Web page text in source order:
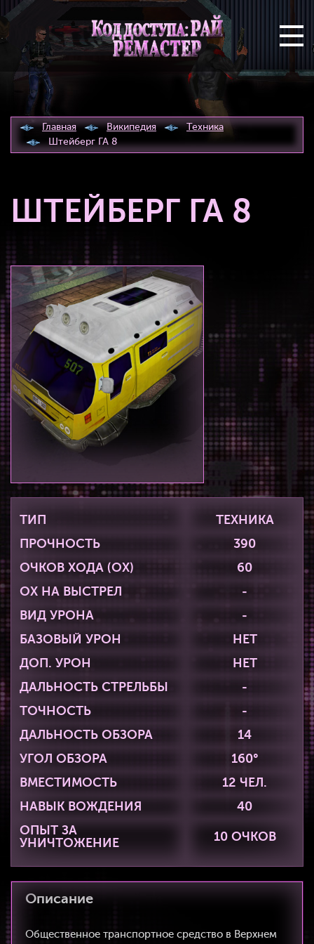
Главная Википедия
Техника
Штейберг ГА 8
ШТЕЙБЕРГ ГА 8
ТИП
ТЕХНИКА
ПРОЧНОСТЬ
390
ОЧКОВ ХОДА (ОХ)
60
ОХ НА ВЫСТРЕЛ
-
ВИД УРОНА
-
БАЗОВЫЙ УРОН
НЕТ
ДОП. УРОН
НЕТ
ДАЛЬНОСТЬ СТРЕЛЬБЫ
-
ТОЧНОСТЬ
-
ДАЛЬНОСТЬ ОБЗОРА
14
УГОЛ ОБЗОРА
160°
ВМЕСТИМОСТЬ
12 ЧЕЛ.
НАВЫК ВОЖДЕНИЯ
40
ОПЫТ ЗА
УНИЧТОЖЕНИЕ
10 ОЧКОВ
Описание
Общественное транспортное средство в Верхнем